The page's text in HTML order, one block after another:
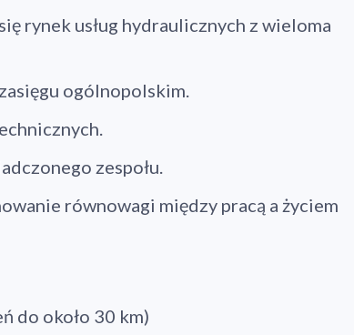
rynek usług hydraulicznych z wieloma
ogólnopolskim.
zespołu.
równowagi między pracą a życiem
do około 30 km)
Dodano do koszyka
Przejdź do koszyka